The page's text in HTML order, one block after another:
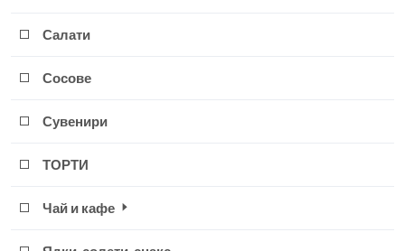
Салати
Сосове
Сувенири
ТОРТИ
Чай и кафе